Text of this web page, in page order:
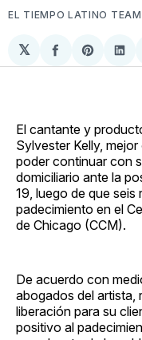
EL TIEMPO LATINO TEAM
𝕏
Compartir
en
Share
on
en
El cantante y
Sylvester Kelly,
poder continuar con
domiciliario ante la
19, luego de que
padecimiento en el
de Chicago (CCM).
De acuerdo con
abogados del artista,
liberación para su
positivo al